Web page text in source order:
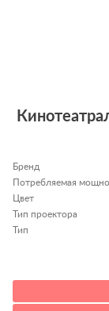
Бренд
Потребляемая
Цвет
Тип проектора
Тип